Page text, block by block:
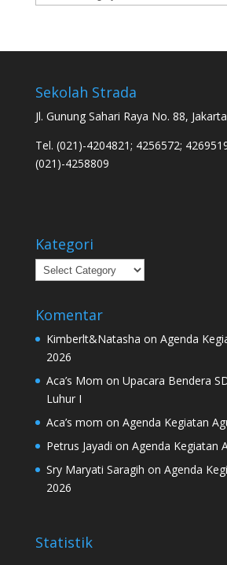
Sekolah Strada
Jl. Gunung Sahari Raya No. 88,
Tel. (021)-4204821; 4256572;
(021)-4258809
Kategori
Kategori
Komentar
Kimberlt&Natasha on Agenda
2026
Aca’s Mom on Upacara Bendera
Luhur I
Aca’s mom on Agenda Kegiatan
Petrus Jayadi on Agenda Kegiatan
Sry Maryati Saragih on Agenda
2026
Statistik